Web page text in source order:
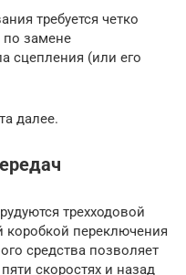
требуется четко
по замене
сцепления (или его
далее.
трехходовой
коробкой переключения
средства позволяет
скоростях и назад